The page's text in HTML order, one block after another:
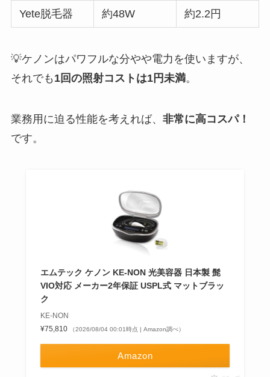
Yete脱毛器 約48W 約2.2円
💡ケノンはパワフルな分やや電力を使いますが、
それでも 1回の照射コストは1円未満。
業務用に迫る性能を考えれば、 非常に高コスパ！
です。
エムテック ケノン KE-NON 光美容器 日本製 髭
VIO対応 メーカー2年保証 USPL式 マットブラッ
ク
KE-NON
¥75,810
（2026/08/04 00:01時点 | Amazon調べ）
Amazon